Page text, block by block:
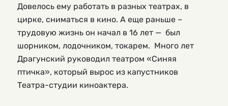
Довелось ему работать в разных театрах, в
цирке, сниматься в кино. А еще раньше –
трудовую жизнь он начал в 16 лет — был
шорником, лодочником, токарем. Много лет
Драгунский руководил театром «Синяя
птичка», который вырос из капустников
Театра-студии киноактера.